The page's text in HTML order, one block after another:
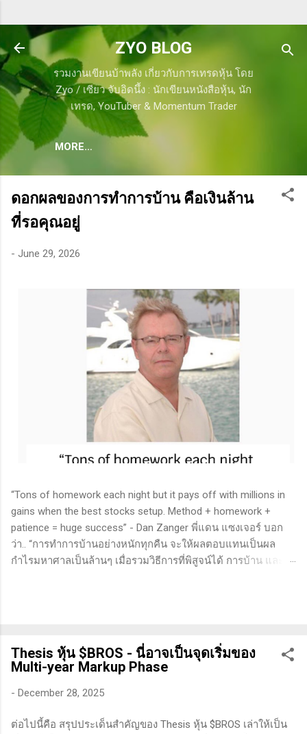
ZYO BLOG
รวมงานเขียนบ้าพลัง เกี่ยวกับการเทรดหุ้น โดย
Zyo / เซียว จับอิดนึ้ง : นักเขียนหนังสือหุ้น, นัก
เทรด, YouTuber & Momentum Trader
MORE…
ดอกผลของการทำการบ้าน คือเงินล้าน
ที่รอคุณอยู่
- June 29, 2026
“Tons of homework each night but it pays off with millions in
gains when the best stocks setup. Method + homework +
patience = huge success” - Dan Zanger พี่แดน แซงเจอร์ บอก
ว่า.. “การทำการบ้านอย่างหนักทุกคืน จะให้ผลตอบแทนเป็นผล
กำไรมหาศาลเป็นล้านๆ เมื่อรวมวิธีการที่พิสูจน์ได้ การบ้าน และ
ในอนาคต การลงรายละเอียดในการวิเคราะห์นี้จะช่วยให้คุณ
สามารถเข้าใจตลาดและรู้จักจังหวะที่เหมาะสมในการเข้าเทรด . -
วิธีการที่พิสูจน์แล้วว่าทำเงินได้จริงและทำซ้ำได้ตลอด (Method):
การมีระบบหรือกลยุทธ์ที่ชัดเจนในการเทรดเป็นสิ่งสำคัญ เพราะจะ
ใช้ได้เมื่อตลาดมีการเปลี่ยนแปลง . - ความอดทน (Patience): การ
Thesis หุ้น $BROS - นี่อาจเป็นจุดเริ่มของ
Multi-year Markup Phase
- December 28, 2025
ต่อไปนี้คือ สรุปประเด็นสำคัญของ Thesis หุ้น $BROS เล่าให้เป็น